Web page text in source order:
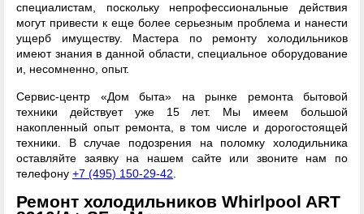
специалистам, поскольку непрофессиональные действия
могут привести к еще более серьезным проблема и нанести
ущерб имуществу. Мастера по ремонту холодильников
имеют знания в данной области, специальное оборудование
и, несомненно, опыт.
Сервис-центр «Дом быта» на рынке ремонта бытовой
техники действует уже 15 лет. Мы имеем большой
накопленный опыт ремонта, в том числе и дорогостоящей
техники. В случае подозрения на поломку холодильника
оставляйте заявку на нашем сайте или звоните нам по
телефону +7 (495) 150-29-42
Ремонт холодильников Whirlpool ART